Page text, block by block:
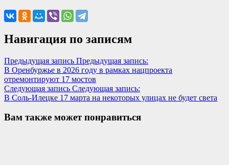
Навигация по записям
Предыдущая запись Предыдущая запись:
В Оренбуржье в 2026 году в рамках нацпроекта
отремонтируют 17 мостов
Следующая запись Следующая запись:
В Соль-Илецке 17 марта на некоторых улицах не будет света
Вам также может понравиться